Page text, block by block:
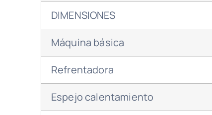
DIMENSIONES
Máquina básica
Refrentadora
Espejo calentamiento